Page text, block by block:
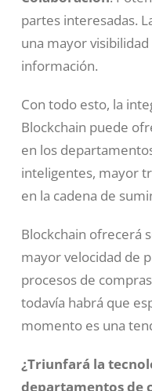
partes interesadas.
una mayor
información.
Con todo esto, la
Blockchain puede
en los
inteligentes, mayor
en la cadena de
Blockchain ofrecerá
mayor velocidad de
procesos de
todavía habrá que
momento es una
¿Triunfará la
departamentos de